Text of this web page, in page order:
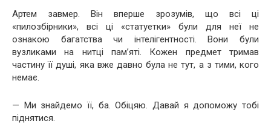
Артем завмер. Він вперше зрозумів, що всі ці
«пилозбірники», всі ці «статуетки» були для неї не
ознакою багатства чи інтелігентності. Вони були
вузликами на нитці пам’яті. Кожен предмет тримав
частину її душі, яка вже давно була не тут, а з тими, кого
немає.
— Ми знайдемо її, ба. Обіцяю. Давай я допоможу тобі
піднятися.